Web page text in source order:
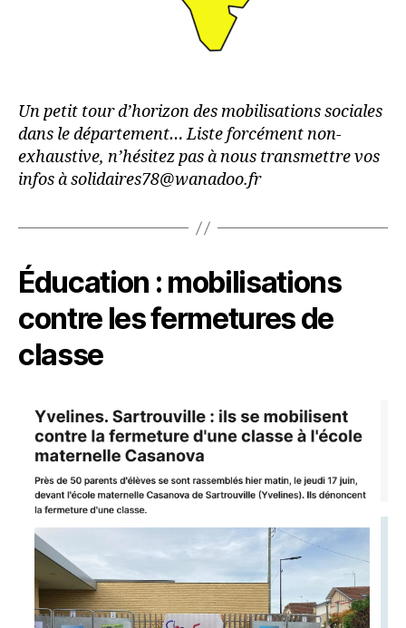
Un petit tour d’horizon des mobilisations sociales
dans le département… Liste forcément non-
exhaustive, n’hésitez pas à nous transmettre vos
infos à solidaires78@wanadoo.fr
Éducation : mobilisations
contre les fermetures de
classe